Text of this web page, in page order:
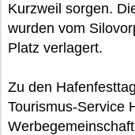
Kurzweil sorgen.
wurden vom
Platz verlagert.
Zu den
Tourismus-Service